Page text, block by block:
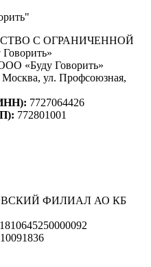
С ОГРАНИЧЕННОЙ
«Буду Говорить»
Москва, ул. Профсоюзная,
7727064426
772801001
ФИЛИАЛ АО КБ